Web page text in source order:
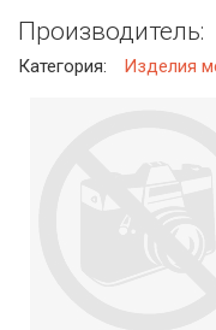
Производитель:
Категория: Изделия